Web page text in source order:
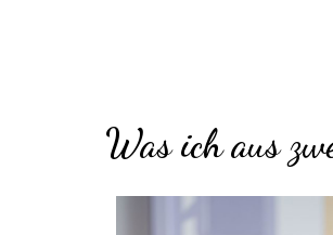
Was ich aus